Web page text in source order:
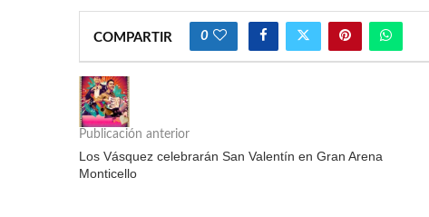
COMPARTIR 0
Publicación anterior
Los Vásquez celebrarán San Valentín en Gran Arena
Monticello